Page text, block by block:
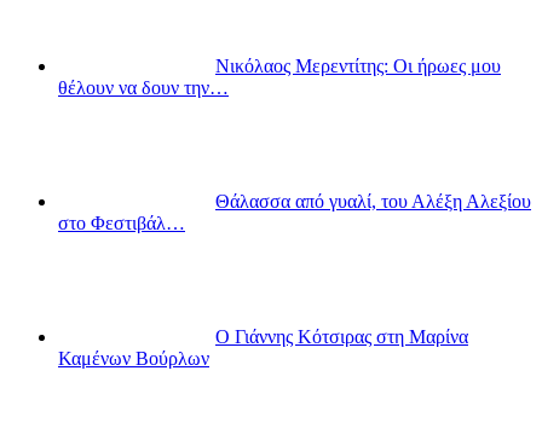
Νικόλαος Μερεντίτης: Οι ήρωες μου
θέλουν να δουν την…
Θάλασσα από γυαλί, του Αλέξη Αλεξίου
στο Φεστιβάλ…
Ο Γιάννης Κότσιρας στη Μαρίνα
Καμένων Βούρλων